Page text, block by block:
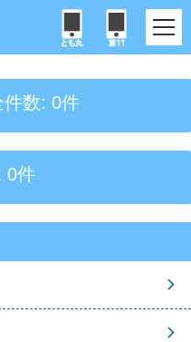
件数: 0件
0件